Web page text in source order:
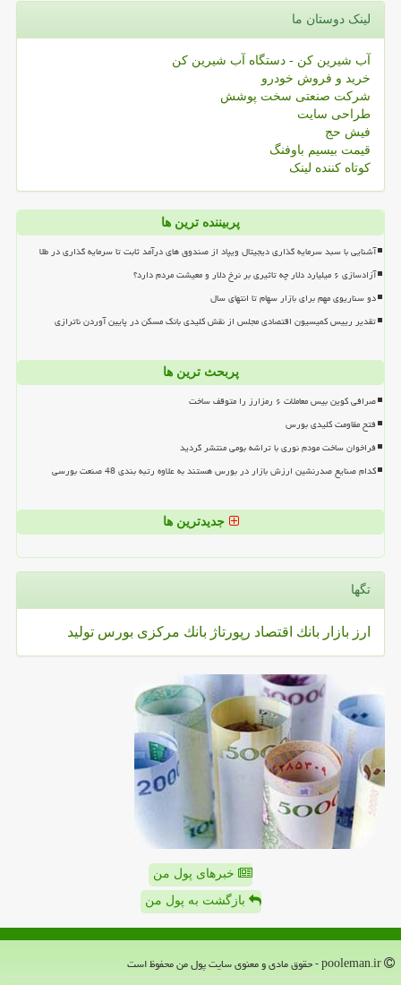
لینک دوستان ما
آب شیرین کن - دستگاه آب شیرین کن
خرید و فروش خودرو
شرکت صنعتی سخت پوشش
طراحی سایت
فیش حج
قیمت بیسیم باوفنگ
کوتاه کننده لینک
پربیننده ترین ها
آشنایی با سبد سرمایه گذاری دیجیتال ویپاد از صندوق های درآمد ثابت تا سرمایه گذاری در طلا
آزادسازی ۶ میلیارد دلار چه تاثیری بر نرخ دلار و معیشت مردم دارد؟
دو سناریوی مهم برای بازار سهام تا انتهای سال
تقدیر رییس کمیسیون اقتصادی مجلس از نقش کلیدی بانک مسکن در پایین آوردن ناترازی
پربحث ترین ها
صرافی کوین بیس معاملات ۶ رمزارز را متوقف ساخت
فتح مقاومت کلیدی بورس
فراخوان ساخت مودم نوری با تراشه بومی منتشر گردید
کدام صنایع صدرنشین ارزش بازار در بورس هستند به علاوه رتبه بندی 48 صنعت بورسی
جدیدترین ها
تگها
ارز بازار بانك اقتصاد رپورتاژ بانك مركزی بورس تولید
خبرهای پول من
بازگشت به پول من